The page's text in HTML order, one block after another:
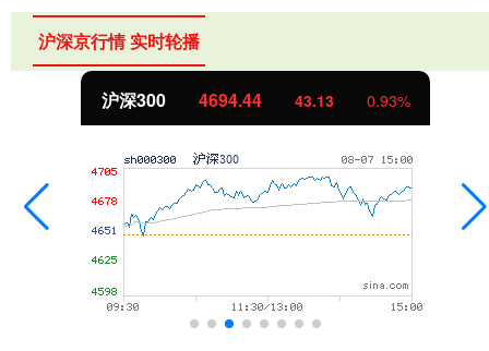
沪深京行情 实时轮播
0.93% 北证50 1134.24